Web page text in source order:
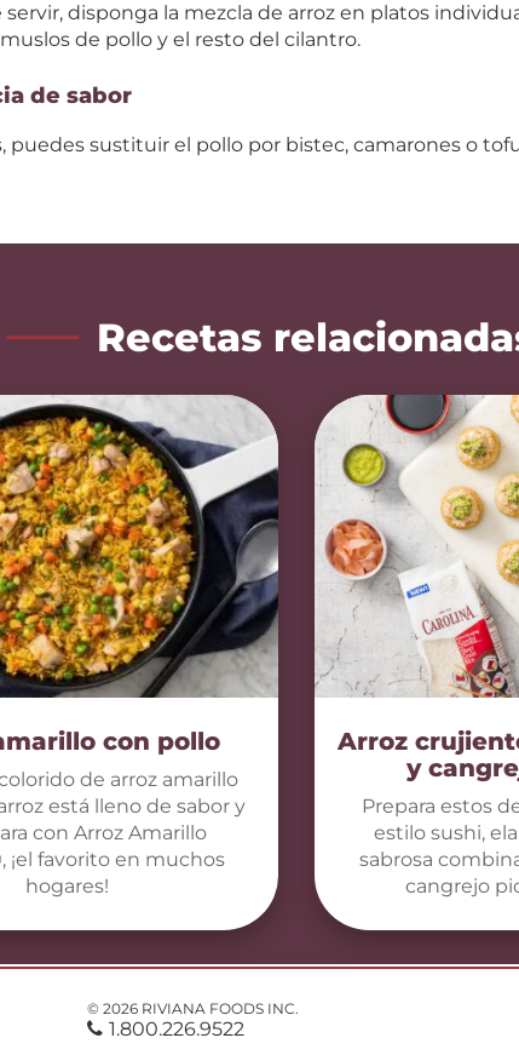
servir, disponga la mezcla de arroz en platos
de pollo y el resto del cilantro.
de sabor
puedes sustituir el pollo por bistec, camarones o
Recetas
con pollo
de arroz amarillo
está lleno de sabor y
con Arroz Amarillo
¡el favorito en muchos
hogares!
Arroz
y
Prepara estos
estilo sushi,
sabrosa
cangrejo
© 2026 RIVIANA FOODS INC.
1.800.226.9522